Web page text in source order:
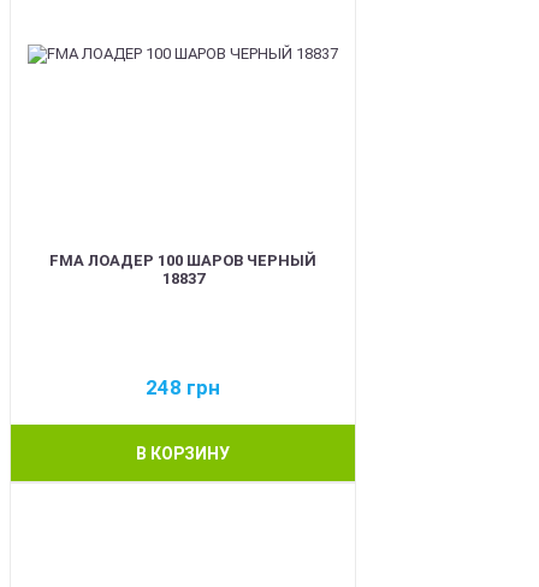
FMA ЛОАДЕР 100 ШАРОВ ЧЕРНЫЙ
18837
248 грн
В КОРЗИНУ